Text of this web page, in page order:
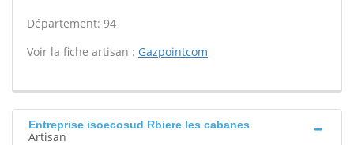
Département: 94
Voir la fiche artisan : Gazpointcom
Entreprise isoecosud Rbiere les cabanes
Artisan